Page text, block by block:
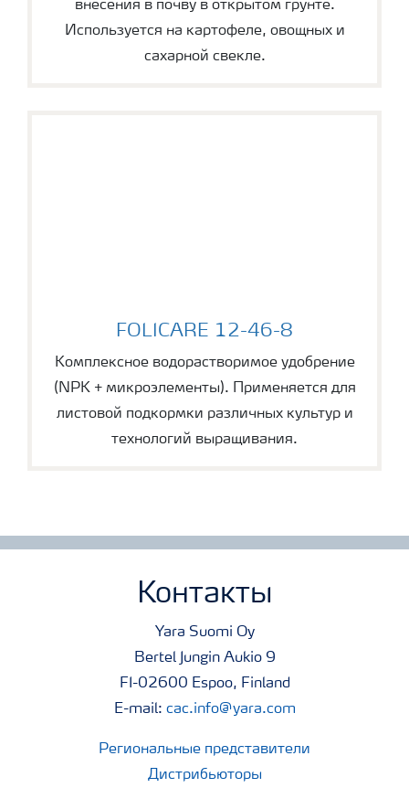
внесения в почву в открытом грунте.
Используется на картофеле, овощных и
сахарной свекле.
FOLICARE 12-46-8
FOLICARE 12-46-8
Комплексное водорастворимое удобрение
(NPK + микроэлементы). Применяется для
листовой подкормки различных культур и
технологий выращивания.
Контакты
Yara Suomi Oy
Bertel Jungin Aukio 9
FI-02600 Espoo, Finland
E-mail: cac.info@yara.com
Региональные представители
Дистрибьюторы